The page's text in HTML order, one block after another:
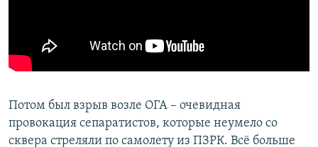
Потом был взрыв возле ОГА – очевидная
провокация сепаратистов, которые неумело со
сквера стреляли по самолету из ПЗРК. Всё больше